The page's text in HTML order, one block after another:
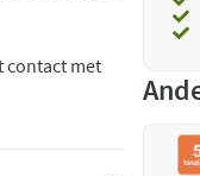
contact met